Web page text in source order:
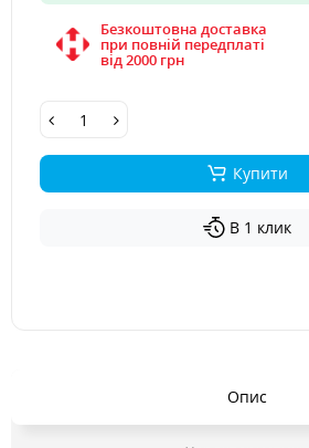
Безкоштовна доставка
при повній передплаті
вiд 2000 грн
Купити
В 1 клик
Опис